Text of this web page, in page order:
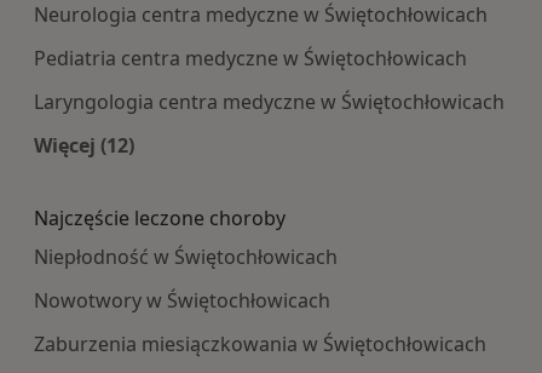
Neurologia centra medyczne w Świętochłowicach
Pediatria centra medyczne w Świętochłowicach
Laryngologia centra medyczne w Świętochłowicach
Więcej (12)
Najczęście leczone choroby
Niepłodność w Świętochłowicach
Nowotwory w Świętochłowicach
Zaburzenia miesiączkowania w Świętochłowicach